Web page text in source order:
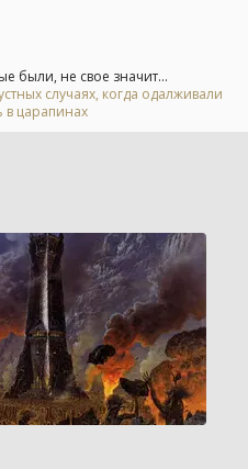
были, не свое значит...
случаях, когда одалживали
в царапинах